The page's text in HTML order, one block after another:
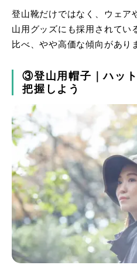
登山靴だけではなく、ウェア
山用グッズにも採用されてい
比べ、やや高価な傾向があり
③登山用帽子｜ハッ
把握しよう